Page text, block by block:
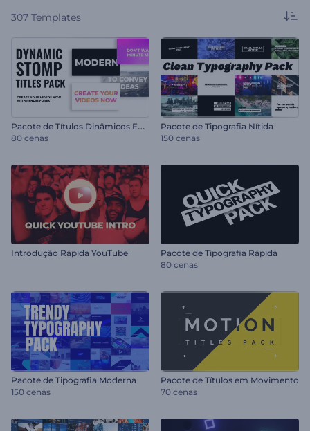
307 Templates
P
acote de Títulos Dinâmicos Fortes
80 cenas
Pacote de Tipografia Nítida
150 cenas
Introdução Rápida YouTube
Pacote de Tipografia Rápida
80 cenas
Pacote de Tipografia Moderna
150 cenas
Pacote de Títulos em Movimento
70 cenas